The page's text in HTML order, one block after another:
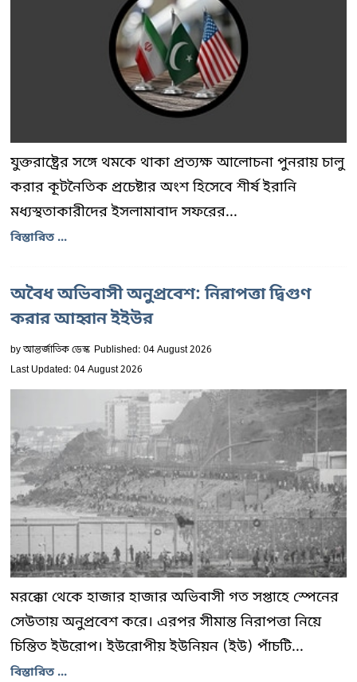
যুক্তরাষ্ট্রের সঙ্গে থমকে থাকা প্রত্যক্ষ আলোচনা পুনরায় চালু
করার কূটনৈতিক প্রচেষ্টার অংশ হিসেবে শীর্ষ ইরানি
মধ্যস্থতাকারীদের ইসলামাবাদ সফরের...
বিস্তারিত ...
অবৈধ অভিবাসী অনুপ্রবেশ: নিরাপত্তা দ্বিগুণ
করার আহ্বান ইইউর
byআন্তর্জাতিক ডেস্ক Published: 04 August 2026
Last Updated: 04 August 2026
মরক্কো থেকে হাজার হাজার অভিবাসী গত সপ্তাহে স্পেনের
সেউতায় অনুপ্রবেশ করে। এরপর সীমান্ত নিরাপত্তা নিয়ে
চিন্তিত ইউরোপ। ইউরোপীয় ইউনিয়ন (ইউ) পাঁচটি...
বিস্তারিত ...